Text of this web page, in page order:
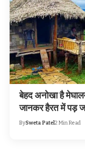
बेहद अनोखा है
जानकर हैरत में पड़
BySweta Patel2 Min Read